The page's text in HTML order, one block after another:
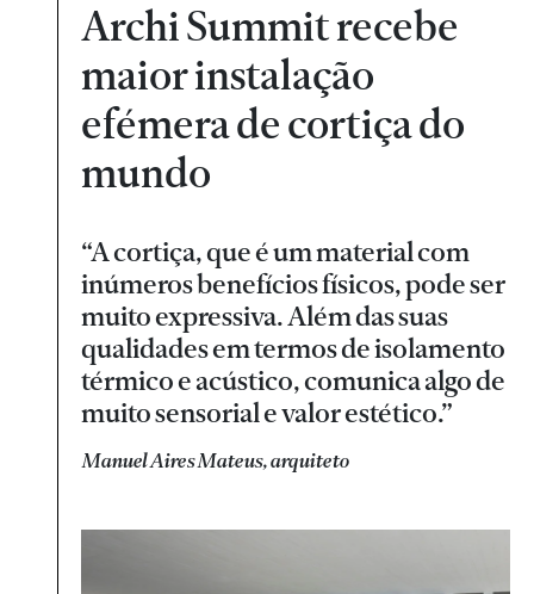
Archi Summit recebe
maior instalação
efémera de cortiça do
mundo
“A cortiça, que é um material com
inúmeros benefícios físicos, pode ser
muito expressiva. Além das suas
qualidades em termos de isolamento
térmico e acústico, comunica algo de
muito sensorial e valor estético.”
Manuel Aires Mateus, arquiteto